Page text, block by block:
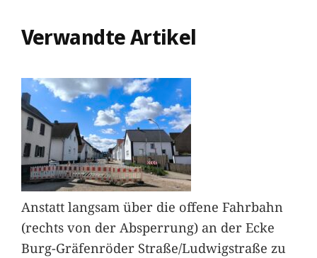
Verwandte Artikel
Anstatt langsam über die offene Fahrbahn
(rechts von der Absperrung) an der Ecke
Burg-Gräfenröder Straße/Ludwigstraße zu